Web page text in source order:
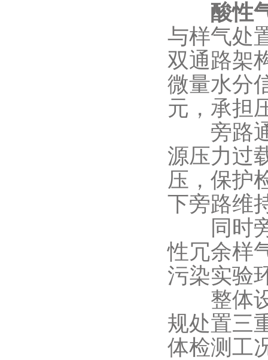
酸性
与样气处
双通路架
微量水分
元，承担
旁路通
源压力过
压，保护
下旁路维
同时旁
性冗余样
污染实验
整体设
规处置三
体检测工